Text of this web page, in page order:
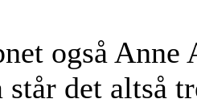
også Anne
står det altså